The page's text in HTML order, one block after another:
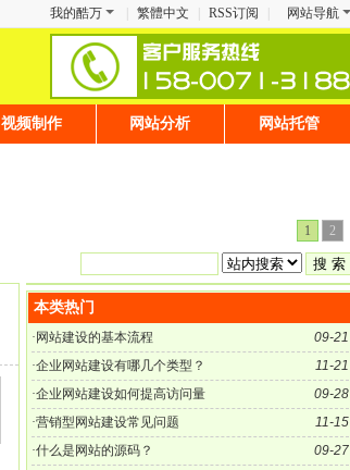
我的酷万 繁體中文 RSS订阅 网站导航
视频制作 网站分析 网站托管
1 2
本类热门
09-21
· 网站建设的基本流程
11-21
·企业网站建设有哪几个类型？
09-28
·企业网站建设如何提高访问量
11-15
·营销型网站建设常见问题
09-27
·什么是网站的源码？